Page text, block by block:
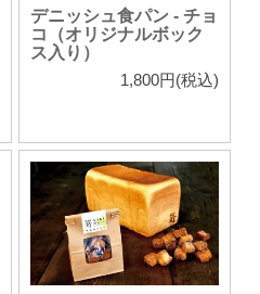
デニッシュ食パン - チョ
コ（オリジナルボック
ス入り）
1,800円(税込)